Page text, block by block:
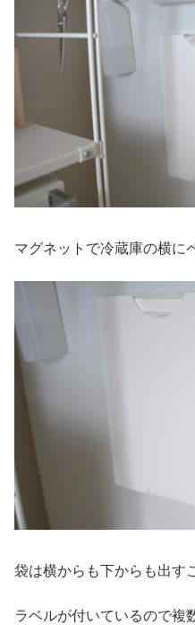
マグネットで冷蔵庫の横に
袋は横からも下からも出す
ラベルが付いているので複